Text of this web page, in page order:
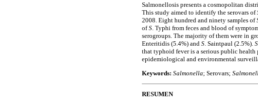
Salmonellosis presents a cosmopolitan
This study aimed to identify the serovars of
2008. Eight hundred and ninety samples of
ofS . Typhi from feces and blood of
serogroups. The majority of them were in
Enteritidis (5.4%) and S . Saintpaul (2.5%). S
that typhoid fever is a serious public
epidemiological and environmental
Keywords: Salmonella; Serovars;
RESUMEN